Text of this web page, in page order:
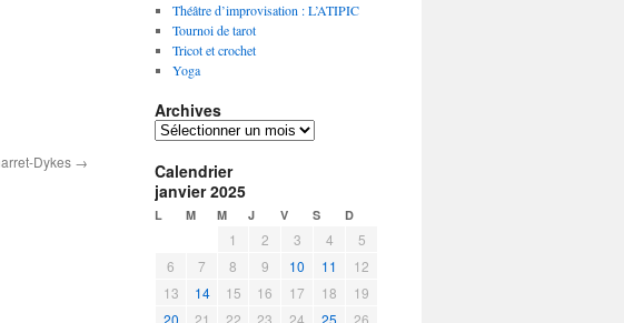
Dykes →
Théâtre d’improvisation : L’ATIPIC
Tournoi de tarot
Tricot et crochet
Yoga
Archives
A
c
h
i
Calendrier
janvier 2025
L M M J V S D
1 2 3 4
5
6
7 8 9 10 11
12
13
14 15 16 17 18
19
20
21 22 23 24 25 26